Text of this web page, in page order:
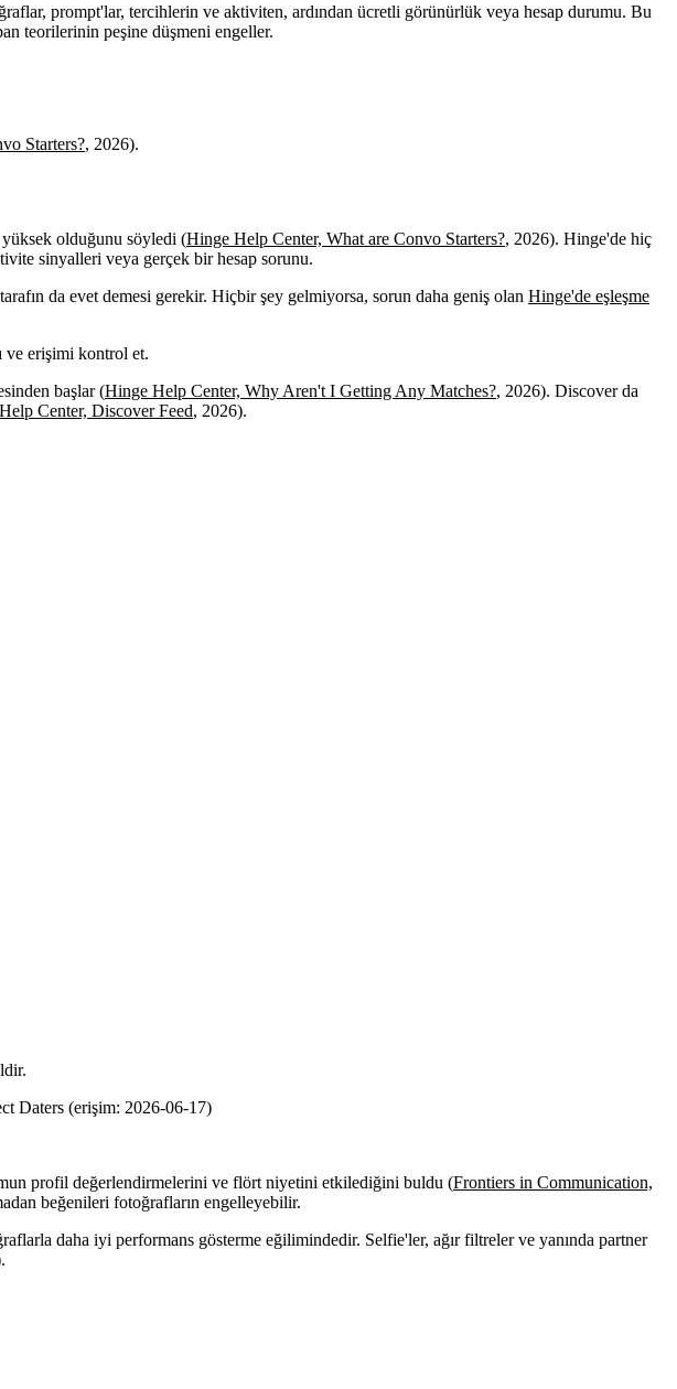
prompt'lar, tercihlerin ve aktiviten, ardından ücretli görünürlük veya hesap durumu. Bu
teorilerinin peşine düşmeni engeller.
Starters?, 2026).
olduğunu söyledi (Hinge Help Center, What are Convo Starters?, 2026). Hinge'de hiç
sinyalleri veya gerçek bir hesap sorunu.
da evet demesi gerekir. Hiçbir şey gelmiyorsa, sorun daha geniş olan Hinge'de eşleşme
ve erişimi kontrol et.
başlar (Hinge Help Center, Why Aren't I Getting Any Matches?, 2026). Discover da
Center, Discover Feed, 2026).
Daters (erişim: 2026-06-17)
profil değerlendirmelerini ve flört niyetini etkilediğini buldu (Frontiers in Communication,
beğenileri fotoğrafların engelleyebilir.
daha iyi performans gösterme eğilimindedir. Selfie'ler, ağır filtreler ve yanında partner